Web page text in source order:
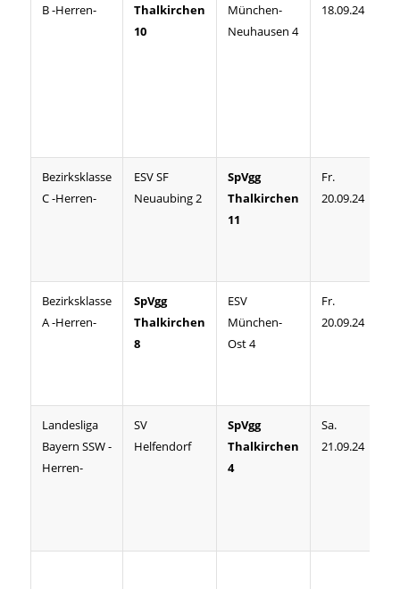
B -Herren-
Thalkirchen
10
München-
Neuhausen 4
18.09.24
Bezirksklasse
C -Herren-
ESV SF
Neuaubing 2
SpVgg
Thalkirchen
11
Fr.
20.09.24
Bezirksklasse
A -Herren-
SpVgg
Thalkirchen
8
ESV
München-
Ost 4
Fr.
20.09.24
Landesliga
Bayern SSW -
Herren-
SV
Helfendorf
SpVgg
Thalkirchen
4
Sa.
21.09.24